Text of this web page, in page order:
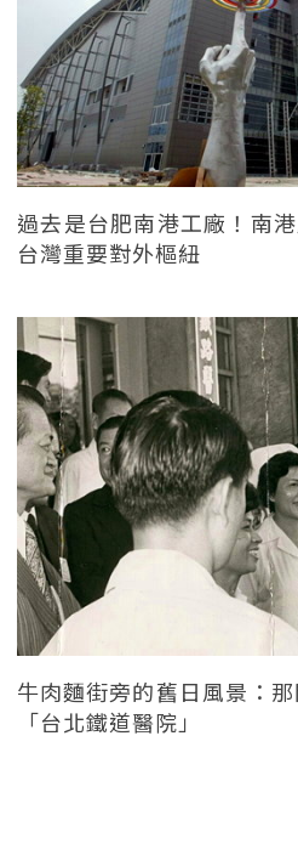
過去是台肥南港工廠！南
台灣重要對外樞紐
牛肉麵街旁的舊日風景：
「台北鐵道醫院」